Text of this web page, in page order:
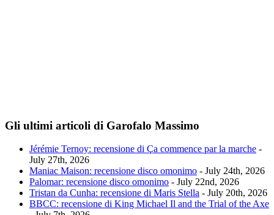
Gli ultimi articoli di Garofalo Massimo
Jérémie Ternoy: recensione di Ça commence par la marche -
July 27th, 2026
Maniac Maison: recensione disco omonimo - July 24th, 2026
Palomar: recensione disco omonimo - July 22nd, 2026
Tristan da Cunha: recensione di Maris Stella - July 20th, 2026
BBCC: recensione di King Michael Il and the Trial of the Axe